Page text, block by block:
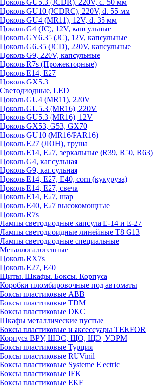
Цоколь GU5.3 (JCDR), 220V, d. 50 мм
Цоколь GU10 (JCDRC), 220V, d. 55 мм
Цоколь GU4 (MR11), 12V, d. 35 мм
Цоколь G4 (JC), 12V, капсульные
Цоколь GY6.35 (JC), 12V, капсульные
Цоколь G6.35 (JCD), 220V, капсульные
Цоколь G9, 220V, капсульные
Цоколь R7s (Прожекторные)
Цоколь E14, E27
Цоколь GX5.3
Светодиодные, LED
Цоколь GU4 (MR11), 220V
Цоколь GU5.3 (MR16), 220V
Цоколь GU5.3 (MR16), 12V
Цоколь GX53, G53, GX70
Цоколь GU10 (MR16/PAR16)
Цоколь Е27 (ЛОН), груша
Цоколь Е14, Е27, зеркальные (R39, R50, R63)
Цоколь G4, капсульная
Цоколь G9, капсульная
Цоколь Е14, Е27, Е40, corn (кукуруза)
Цоколь Е14, Е27, свеча
Цоколь Е14, Е27, шар
Цоколь Е40, Е27 высокомощные
Цоколь R7s
Лампы светодиодные капсула Е-14 и Е-27
Лампы светодиоидные линейные T8 G13
Лампы светодиодные специальные
Металлогалогенные
Цоколь RX7s
Цоколь Е27, E40
Щиты. Шкафы. Боксы. Корпуса
Коробки пломбировочные под автоматы
Боксы пластиковые ABB
Боксы пластиковые TDM
Боксы пластиковые DKC
Шкафы металлические пустые
Боксы пластиковые и аксессуары TEKFOR
Корпуса ВРУ, ШЭС, ЩО, ЩЭ, УЭРМ
Боксы пластиковые Турция
Боксы пластиковые RUVinil
Боксы пластиковые Systeme Electric
Боксы пластиковые IEK
Боксы пластиковые EKF